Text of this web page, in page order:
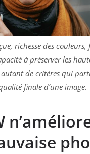
richesse des couleurs,
à préserver les
autant de critères qui
finale d’une image.